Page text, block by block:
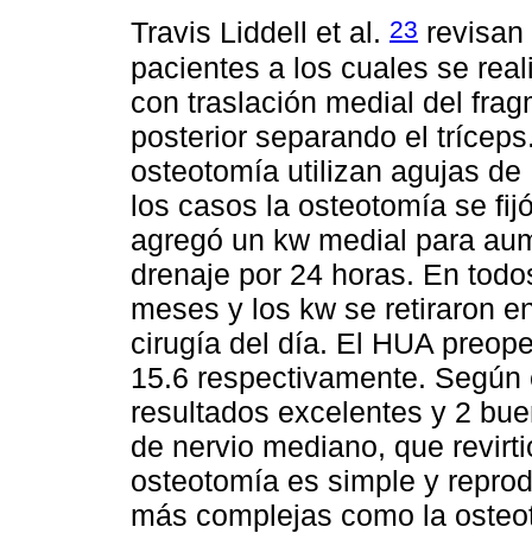
Travis Liddell et al. 23
pacientes a los cuales se
con traslación medial del
posterior separando el
osteotomía utilizan agujas
los casos la osteotomía se
agregó un kw medial para
drenaje por 24 horas. En
meses y los kw se retiraron
cirugía del día. El HUA
15.6 respectivamente.
resultados excelentes y 2
de nervio mediano, que
osteotomía es simple y
más complejas como la